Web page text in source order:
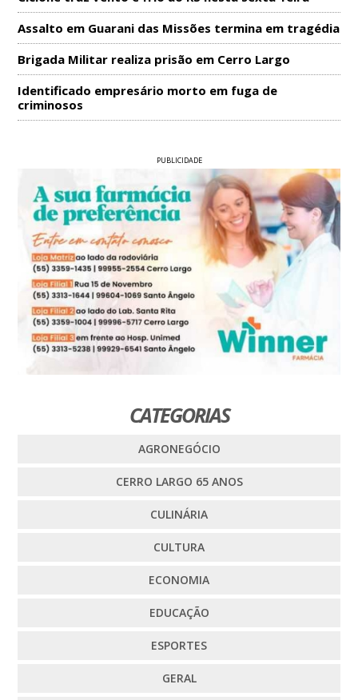
Assalto em Guarani das Missões termina em tragédia
Brigada Militar realiza prisão em Cerro Largo
Identificado empresário morto em fuga de
criminosos
PUBLICIDADE
CATEGORIAS
AGRONEGÓCIO
CERRO LARGO 65 ANOS
CULINÁRIA
CULTURA
ECONOMIA
EDUCAÇÃO
ESPORTES
GERAL